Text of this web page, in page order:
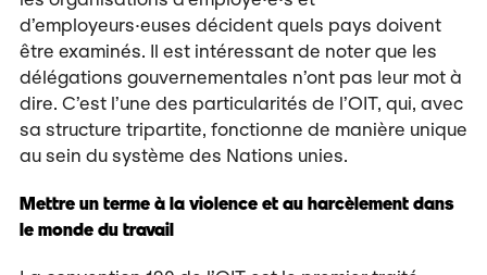
d’employeurs·euses décident quels pays doivent
être examinés. Il est intéressant de noter que les
délégations gouvernementales n’ont pas leur mot à
dire. C’est l’une des particularités de l’OIT, qui, avec
sa structure tripartite, fonctionne de manière unique
au sein du système des Nations unies.
Mettre un terme à la violence et au harcèlement dans
le monde du travail